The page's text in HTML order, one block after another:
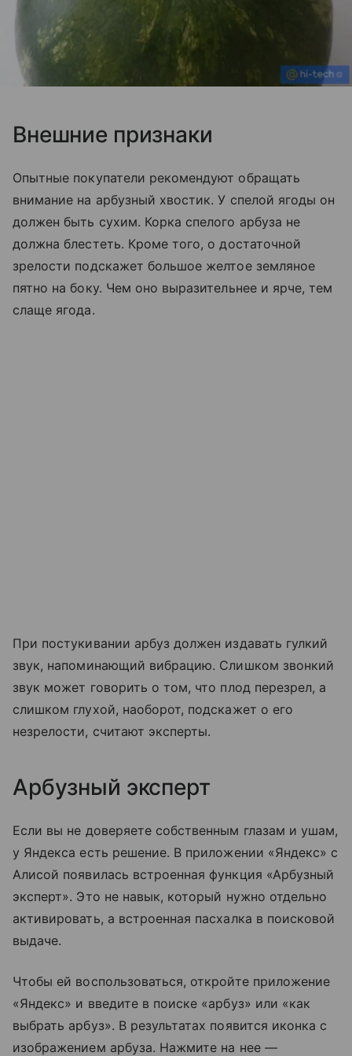
Внешние признаки
Опытные покупатели рекомендуют обращать
внимание на арбузный хвостик. У спелой ягоды он
должен быть сухим. Корка спелого арбуза не
должна блестеть. Кроме того, о достаточной
зрелости подскажет большое желтое земляное
пятно на боку. Чем оно выразительнее и ярче, тем
слаще ягода.
При постукивании арбуз должен издавать гулкий
звук, напоминающий вибрацию. Слишком звонкий
звук может говорить о том, что плод перезрел, а
слишком глухой, наоборот, подскажет о его
незрелости, считают эксперты.
Арбузный эксперт
Если вы не доверяете собственным глазам и ушам,
у Яндекса есть решение. В приложении «Яндекс» с
Алисой появилась встроенная функция «Арбузный
эксперт». Это не навык, который нужно отдельно
активировать, а встроенная пасхалка в поисковой
выдаче.
Чтобы ей воспользоваться, откройте приложение
«Яндекс» и введите в поиске «арбуз» или «как
выбрать арбуз». В результатах появится иконка с
изображением арбуза. Нажмите на нее —